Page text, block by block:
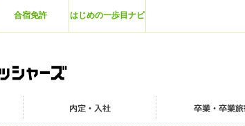
合宿免許 はじめの一歩目ナビ